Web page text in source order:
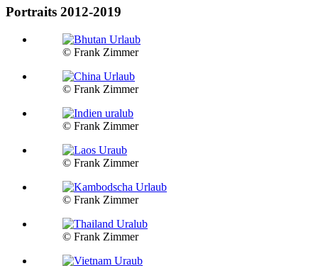
Portraits 2012-2019
© Frank Zimmer
© Frank Zimmer
© Frank Zimmer
© Frank Zimmer
© Frank Zimmer
© Frank Zimmer